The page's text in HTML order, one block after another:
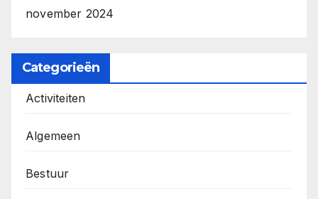
november 2024
Categorieën
Activiteiten
Algemeen
Bestuur